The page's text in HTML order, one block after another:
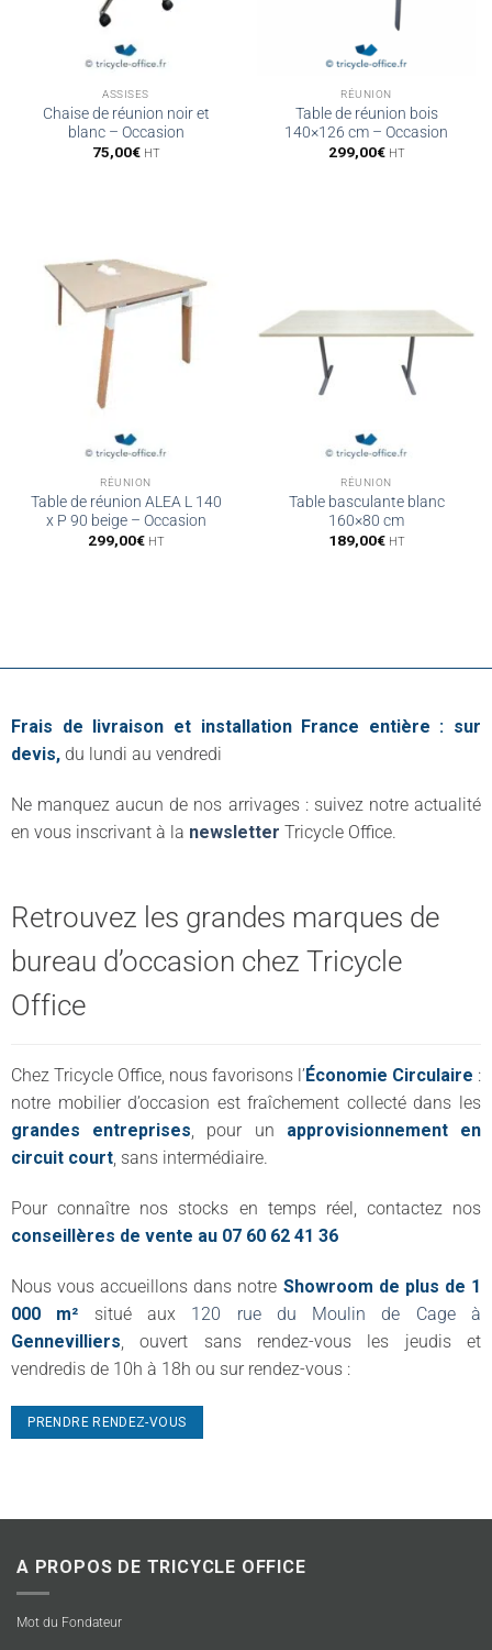
ASSISES
Chaise de réunion noir et
blanc – Occasion
75,00€ HT
RÉUNION
Table de réunion bois
140×126 cm – Occasion
299,00€ HT
RÉUNION
Table de réunion ALEA L 140
x P 90 beige – Occasion
299,00€ HT
RÉUNION
Table basculante blanc
160×80 cm
189,00€ HT
Frais de livraison et installation France entière : sur
devis, du lundi au vendredi
Ne manquez aucun de nos arrivages : suivez notre actualité
en vous inscrivant à la newsletter Tricycle Office.
Retrouvez les grandes marques de
bureau d’occasion chez Tricycle
Office
Chez Tricycle Office, nous favorisons l’Économie Circulaire :
notre mobilier d’occasion est fraîchement collecté dans les
grandes entreprises, pour un approvisionnement en
circuit court, sans intermédiaire.
Pour connaître nos stocks en temps réel, contactez nos
conseillères de vente au 07 60 62 41 36
Nous vous accueillons dans notre Showroom de plus de 1
000 m² situé aux 120 rue du Moulin de Cage à
Gennevilliers, ouvert sans rendez-vous les jeudis et
vendredis de 10h à 18h ou sur rendez-vous :
PRENDRE RENDEZ-VOUS
A PROPOS DE TRICYCLE OFFICE
Mot du Fondateur